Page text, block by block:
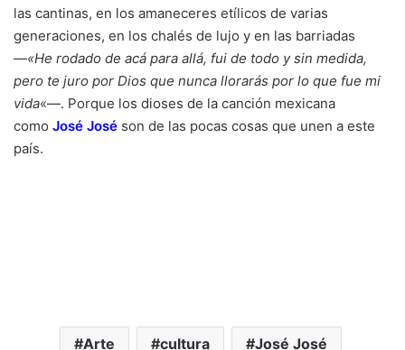
las cantinas, en los amaneceres etílicos de varias
generaciones, en los chalés de lujo y en las barriadas
—«He rodado de acá para allá, fui de todo y sin medida,
pero te juro por Dios que nunca llorarás por lo que fue mi
vida«—. Porque los dioses de la canción mexicana
como José José son de las pocas cosas que unen a este
país.
Arte cultura José José